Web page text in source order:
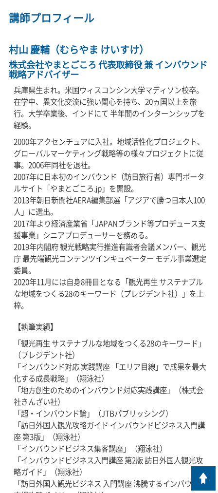
講師プロフィール
村山 慶輔（むらやま けいすけ）
株式会社やまとごころ 代表取締役 兼 インバウンド
戦略アドバイザー
兵庫県生まれ。米国ウィスコンシン大学マディソン校卒。
在学中、異文化交流に強い関心を持ち、20ヵ国以上を旅
行。大学卒業後、インドにて 半年間のインターンシップを
経験。
2000年アクセンチュアに入社。地域活性化プロジェクト、
グローバルマーケティング戦略等の様々プロジェクトに従
事。2006年同社を退社。
2007年に日本初のインバウンド（訪日旅行者）専門ポータ
ルサイト「やまとごころ.jp」を開設。
2013年朝日新聞社AERA編集部選「アジアで勝つ日本人100
人」に選出。
2017年より経済産業省「JAPANブランド等プロデュース支
援事業」シニアプロデューサーを務める。
2019年内閣府 観光戦略実行推進有識者会議メンバー、観光
庁 最先端観光コンテンツインキュベーター モデル事業選定
委員。
2020年11月には自身8冊目となる「観光再生 サステナブル
な地域をつくる28のキーワード（プレジデント社）」を上
梓。
【執筆実績】
「観光再生 サステナブルな地域をつくる28のキーワード」
（プレジデント社）
「インバウンド対応 実践講座 「エリア目線」で成果を最大
化する成長戦略」（翔泳社）
「地方創生のためのインバウンド対応実践講座」（株式会
社きんざい社）
「超・インバウンド論」（JTBパブリッシング）
「訪日外国人観光攻略ガイド インバウンドビジネス入門講
座 第3版」（翔泳社）
「インバウンドビジネス集客講座」（翔泳社）
「インバウンドビジネス入門講座 第2版 訪日外国人観光攻
略ガイド」（翔泳社）
「訪日外国人観光ビジネス 入門講座 沸騰するインバウンド